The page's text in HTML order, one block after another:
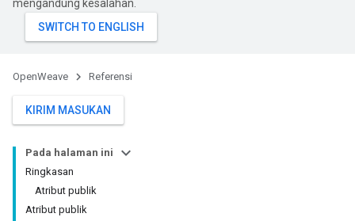
mengandung kesalahan.
OpenWeave Referensi
KIRIM MASUKAN
Pada halaman ini
Ringkasan
Atribut publik
Atribut publik